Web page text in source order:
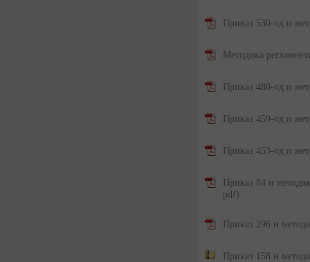
Приказ 530-од и
Методика
Приказ 480-од и
Приказ 459-од и
Приказ 453-од и
Приказ 84 и
pdf)
Приказ 296 и
Приказ 158 и